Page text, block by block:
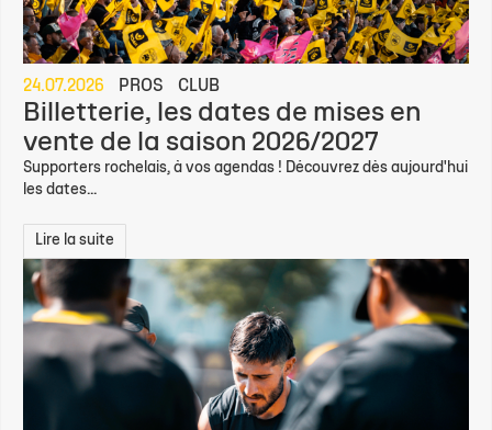
24.07.2026 PROS CLUB
Billetterie, les dates de mises en
vente de la saison 2026/2027
Supporters rochelais, à vos agendas ! Découvrez dès aujourd'hui
les dates...
Lire la suite